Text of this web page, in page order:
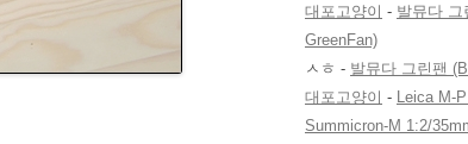
대포고양이 - 발뮤다 그
GreenFan)
ㅅㅎ - 발뮤다 그린팬
대포고양이 - Leica M-
Summicron-M 1:2/